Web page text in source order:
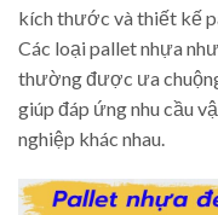
kích thước và thiết kế
Các loại pallet nhựa
thường được ưa
giúp đáp ứng nhu cầu
nghiệp khác nhau.